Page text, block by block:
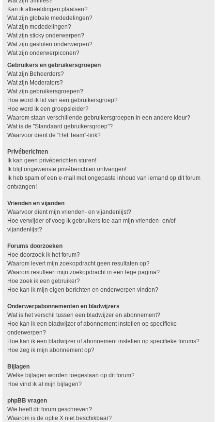
Kan ik afbeeldingen plaatsen?
Wat zijn globale mededelingen?
Wat zijn mededelingen?
Wat zijn sticky onderwerpen?
Wat zijn gesloten onderwerpen?
Wat zijn onderwerpiconen?
Gebruikers en gebruikersgroepen
Wat zijn Beheerders?
Wat zijn Moderators?
Wat zijn gebruikersgroepen?
Hoe word ik lid van een gebruikersgroep?
Hoe word ik een groepsleider?
Waarom staan verschillende gebruikersgroepen in een andere kleur?
Wat is de "Standaard gebruikersgroep"?
Waarvoor dient de "Het Team"-link?
Privéberichten
Ik kan geen privéberichten sturen!
Ik blijf ongewenste privéberichten ontvangen!
Ik heb spam of een e-mail met ongepaste inhoud van iemand op dit forum
ontvangen!
Vrienden en vijanden
Waarvoor dient mijn vrienden- en vijandenlijst?
Hoe verwijder of voeg ik gebruikers toe aan mijn vrienden- en/of
vijandenlijst?
Forums doorzoeken
Hoe doorzoek ik het forum?
Waarom levert mijn zoekopdracht geen resultaten op?
Waarom resulteert mijn zoekopdracht in een lege pagina?
Hoe zoek ik een gebruiker?
Hoe kan ik mijn eigen berichten en onderwerpen vinden?
Onderwerpabonnementen en bladwijzers
Wat is het verschil tussen een bladwijzer en abonnement?
Hoe kan ik een bladwijzer of abonnement instellen op specifieke
onderwerpen?
Hoe kan ik een bladwijzer of abonnement instellen op specifieke forums?
Hoe zeg ik mijn abonnement op?
Bijlagen
Welke bijlagen worden toegestaan op dit forum?
Hoe vind ik al mijn bijlagen?
phpBB vragen
Wie heeft dit forum geschreven?
Waarom is de optie X niet beschikbaar?